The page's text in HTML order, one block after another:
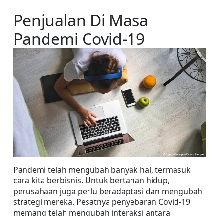
Penjualan Di Masa
Pandemi Covid-19
Pandemi telah mengubah banyak hal, termasuk
cara kita berbisnis. Untuk bertahan hidup,
perusahaan juga perlu beradaptasi dan mengubah
strategi mereka. Pesatnya penyebaran Covid-19
memang telah mengubah interaksi antara